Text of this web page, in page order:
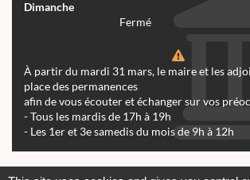
Dimanche
Fermé
À partir du mardi 31 mars, le maire et les
place des permanences
afin de vous écouter et échanger sur vos
- Tous les mardis de 17h à 19h
- Les 1er et 3e samedis du mois de 9h à 12h